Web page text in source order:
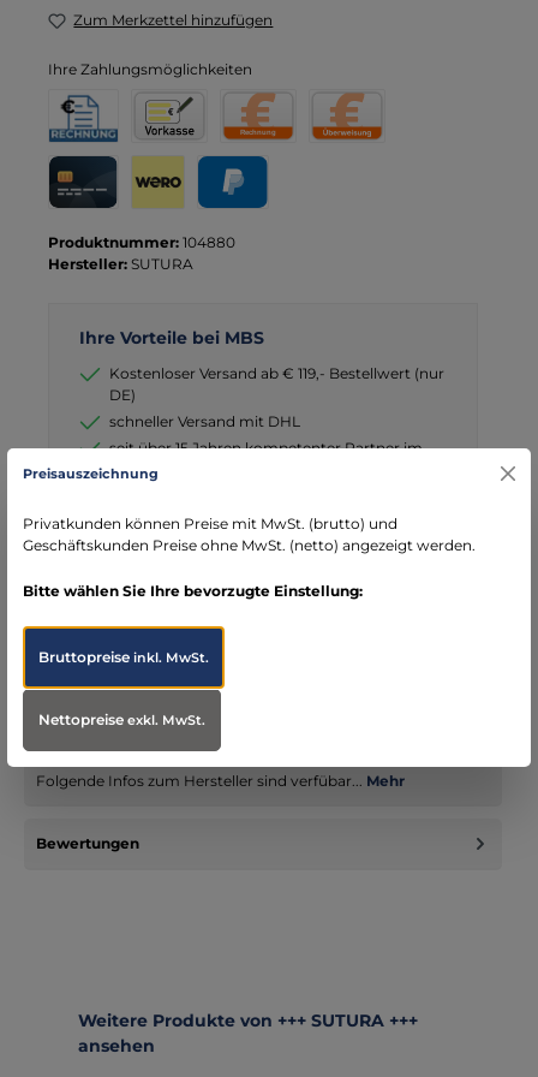
Zum Merkzettel hinzufügen
Ihre Zahlungsmöglichkeiten
Produktnummer: 104880
Hersteller: SUTURA
Ihre Vorteile bei MBS
Kostenloser Versand ab € 119,- Bestellwert (nur
DE)
schneller Versand mit DHL
seit über 15 Jahren kompetenter Partner im
Bereich Notfallmedizin
baugleich mit unseren anderen Einsatzjacken ENFORCER -
allerdings…Mehr
Infos zum Hersteller
Folgende Infos zum Hersteller sind verfübar... Mehr
Bewertungen
Produktgalerie überspringen
Weitere Produkte von +++ SUTURA +++
ansehen
Preisauszeichnung
Privatkunden können Preise mit MwSt. (brutto) und
Geschäftskunden Preise ohne MwSt. (netto) angezeigt werden.
Bitte wählen Sie Ihre bevorzugte Einstellung:
Bruttopreiseinkl. MwSt.
Nettopreiseexkl. MwSt.